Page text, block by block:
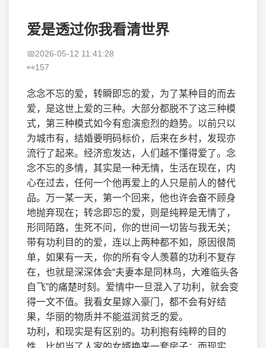
爱是透过你我看清世界
2026-05-12 11:41:28
157
念念不忘的爱，转瞬即忘的爱，为了某种目的而去
爱，是这世上爱的三种。大部分都脱不了这三种模
式，第三种模式如今有愈演愈烈的趋势。以前只以
为城市有，结婚要明码标价，后来在乡村，发现亦
流行了起来。经济愈发达，人们越不懂得爱了。念
念不忘的多情，其实是一种无情，生活在现在，内
心在过去，任何一个他再爱上的人只是前人的替代
品。万一某一天，第一个回来，他也许会奋不顾身
地抛弃现在；转念即忘的爱，则是纯粹是无情了，
形同陌路，生死不问，你的世间一切皆与我无关；
带有功利目的的爱，连以上两种都不如，原因很简
单，如果有一天，你的所有令人羡慕的功利不复存
在，也就是深深体会“夫妻本是同林鸟，大难临头各
自飞”的痛楚时刻。爱情中一旦混入了功利，就会变
得一文不值。我看女星嫁入豪门，都不会有好结
果，华丽的物质并不能滋润贫乏的爱。
功利，和现实是有区别的。功利抱有纯粹的目的